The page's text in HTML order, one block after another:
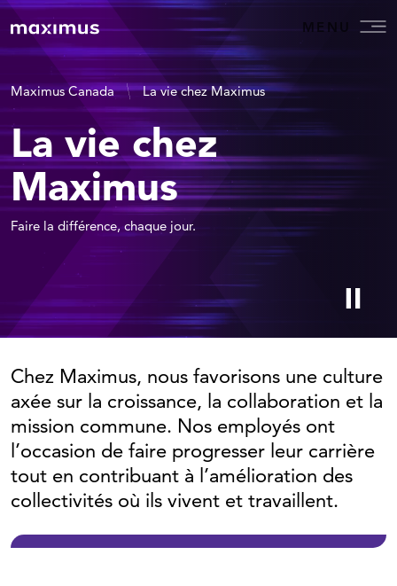
MENU
Maximus Canada La vie chez Maximus
La vie chez
Maximus
Faire la différence, chaque jour.
Chez Maximus, nous favorisons une culture
axée sur la croissance, la collaboration et la
mission commune. Nos employés ont
l’occasion de faire progresser leur carrière
tout en contribuant à l’amélioration des
collectivités où ils vivent et travaillent.